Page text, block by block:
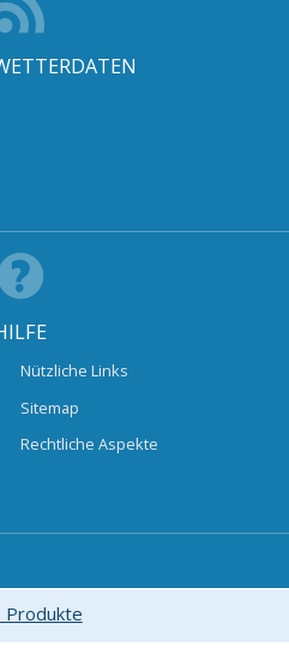
Nützliche Links
Sitemap
Rechtliche Aspekte
Produkte